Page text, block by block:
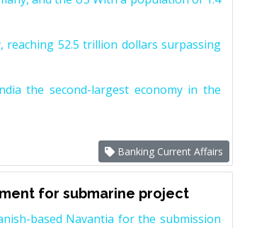
reaching 52.5 trillion dollars surpassing
the second-largest economy in the
Banking Current Affairs
for submarine project
based Navantia for the submission